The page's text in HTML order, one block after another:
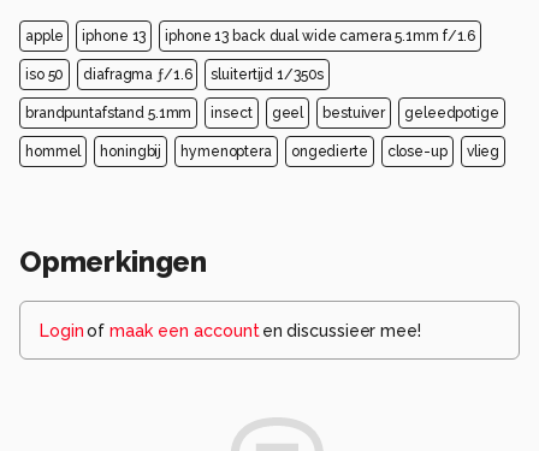
apple iphone 13 iphone 13 back dual wide camera 5.1mm f/1.6
iso 50 diafragma ƒ/1.6 sluitertijd 1/350s
brandpuntafstand 5.1mm insect geel bestuiver geleedpotige
hommel honingbij hymenoptera ongedierte close-up vlieg
Opmerkingen
Loginof maak een account en discussieer mee!